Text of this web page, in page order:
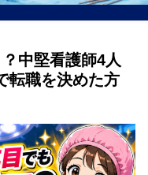
中堅看護師4人
転職を決めた方